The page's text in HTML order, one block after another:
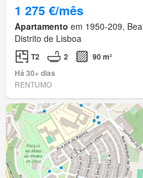
1 275 €/mês
Apartamento em 1950-209,
Distrito de Lisboa
T2 2
90 m²
Há 30+ dias
RENTUMO